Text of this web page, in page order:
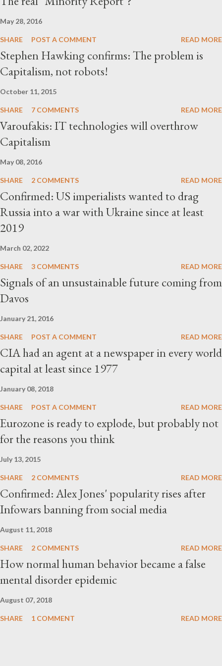
May 28, 2016
SHARE POST A COMMENT READ MORE
Stephen Hawking confirms: The problem is
Capitalism, not robots!
October 11, 2015
SHARE 7 COMMENTS READ MORE
Varoufakis: IT technologies will overthrow
Capitalism
May 08, 2016
SHARE 2 COMMENTS READ MORE
Confirmed: US imperialists wanted to drag
Russia into a war with Ukraine since at least
2019
March 02, 2022
SHARE 3 COMMENTS READ MORE
Signals of an unsustainable future coming from
Davos
January 21, 2016
SHARE POST A COMMENT READ MORE
CIA had an agent at a newspaper in every world
capital at least since 1977
January 08, 2018
SHARE POST A COMMENT READ MORE
Eurozone is ready to explode, but probably not
for the reasons you think
July 13, 2015
SHARE 2 COMMENTS READ MORE
Confirmed: Alex Jones' popularity rises after
Infowars banning from social media
August 11, 2018
SHARE 2 COMMENTS READ MORE
How normal human behavior became a false
mental disorder epidemic
August 07, 2018
SHARE 1 COMMENT READ MORE